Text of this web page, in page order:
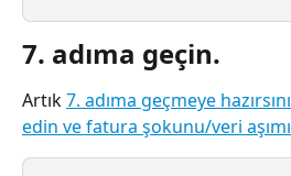
7. adıma geçin.
Artık 7. adıma geçmeye
edin ve fatura şokunu/veri